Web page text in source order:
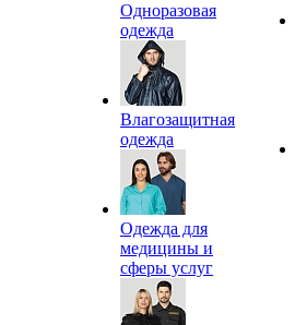
Одноразовая
одежда
Влагозащитная
одежда
Одежда для
медицины и
сферы услуг